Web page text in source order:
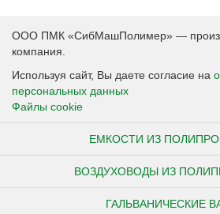
ООО ПМК «СибМашПолимер» —
компания.
Используя сайт, Вы даете согласие на
персональных данных
Файлы cookie
ЕМКОСТИ ИЗ
ВОЗДУХОВОДЫ ИЗ
ГАЛЬВАНИЧЕСКИЕ